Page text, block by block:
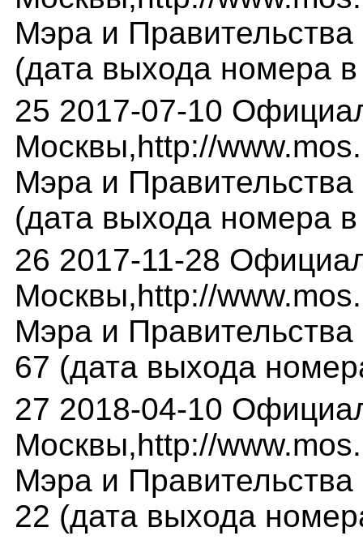
Мэра и
(дата выхода номера
25 2017-07-10
Москвы,http://
Мэра и
(дата выхода номера
26 2017-11-28
Москвы,http://
Мэра и
67 (дата выхода
27 2018-04-10
Москвы,http://
Мэра и
22 (дата выхода